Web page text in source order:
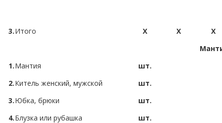
3.Итого X X
X
1.Мантия
шт.
2.Китель женский, мужской
шт.
3.Юбка, брюки
шт.
4.Блузка или рубашка шт.